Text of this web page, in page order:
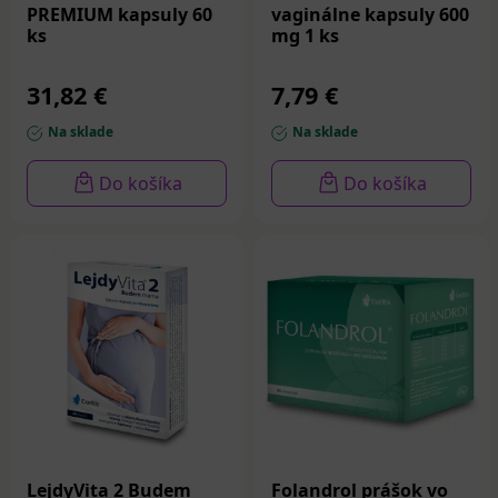
kvapky s obsahom viacerých bylínJ.V. KVAPKY - FEMI na
PREMIUM kapsuly 60
ks
31,82 €
Na sklade
Do košíka
vaginálne kapsuly 600
mg 1 ks
7,79 €
Na sklade
Do košíka
LejdyVita 2 Budem Folandrol prášok vo